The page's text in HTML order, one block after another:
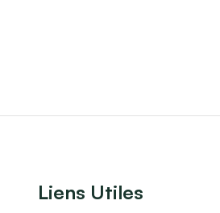
Liens Utiles